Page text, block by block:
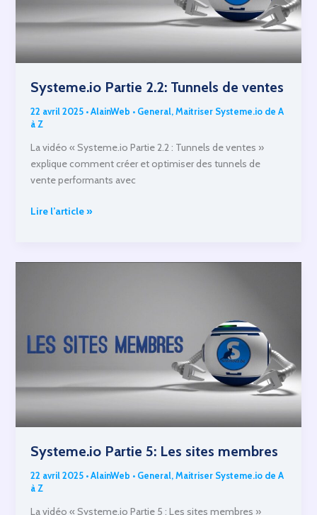
Systeme.io Partie 2.2: Tunnels de ventes
22 avril 2025 •AlainWeb • General,Maitriser Systeme.io de A
à Z
La vidéo « Systeme.io Partie 2.2 : Tunnels de ventes »
explique comment créer et optimiser des tunnels de
vente performants avec
Systeme.io
Tunnels
Lire l’article »
Systeme.io Partie 5: Les sites membres
22 avril 2025 •AlainWeb • General,Maitriser Systeme.io de A
à Z
La vidéo « Systeme.io Partie 5 : Les sites membres »